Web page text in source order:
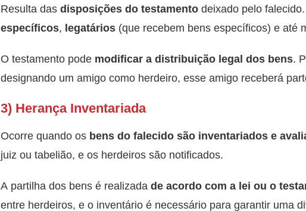
Resulta das disposições do testamento deixado pelo
específicos, legatários (que recebem bens específicos) e até
O testamento pode modificar a distribuição legal dos bens.
designando um amigo como herdeiro, esse amigo receberá
3) Herança Inventariada
Ocorre quando os bens do falecido são inventariados e
juiz ou tabelião, e os herdeiros são notificados.
A partilha dos bens é realizada de acordo com a lei ou o
entre herdeiros, e o inventário é necessário para garantir uma